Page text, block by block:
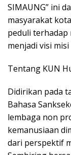
SIMAUNG” ini
masyarakat
peduli
menjadi visi
Tentang KUN
Didirikan pada
Bahasa
lembaga non
kemanusiaan
dari perspektif